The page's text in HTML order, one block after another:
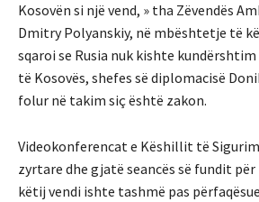
Kosovën si një vend, » tha Zëvendës
Dmitry Polyanskiy, në mbështetje të
sqaroi se Rusia nuk kishte
të Kosovës, shefes së diplomacisë
folur në takim siç është zakon.
Videokonferencat e Këshillit të
zyrtare dhe gjatë seancës së fundit
këtij vendi ishte tashmë pas